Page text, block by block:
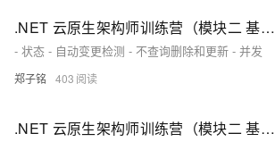
.NET 云原生架构师训练营（模块二 基础巩固 EF Core 更新和迁移）--学习笔记
- 状态 - 自动变更检测 - 不查询删除和更新 - 并发
郑子铭 403
.NET 云原生架构师训练营（模块二 基础巩固 EF Core 查询）--学习笔记